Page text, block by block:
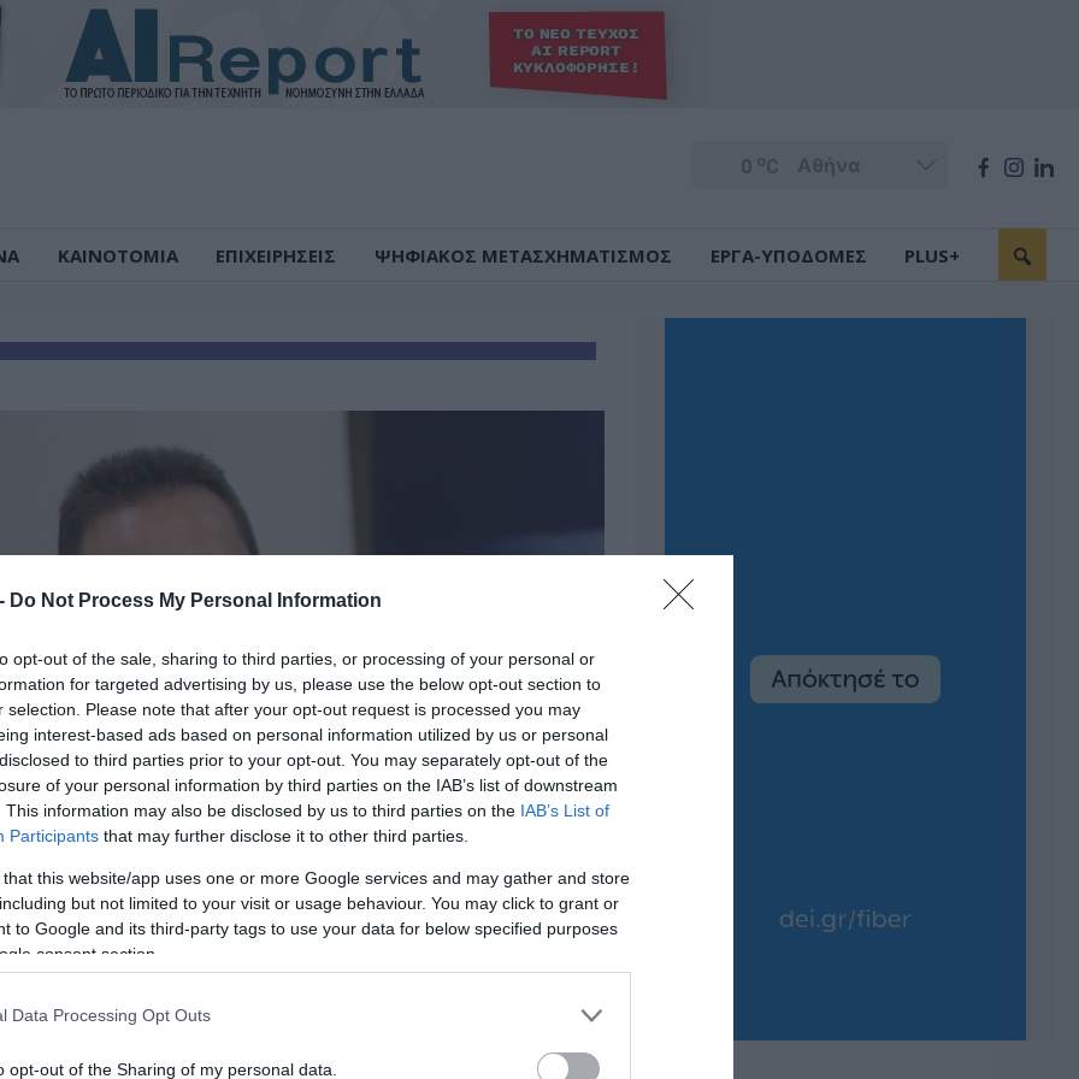
Do Not Process My Personal Information
opt-out of the sale, sharing to third parties, or processing of your personal or
for targeted advertising by us, please use the below opt-out section to
selection. Please note that after your opt-out request is processed you may
interest-based ads based on personal information utilized by us or personal
to third parties prior to your opt-out. You may separately opt-out of the
of your personal information by third parties on the IAB’s list of downstream
This information may also be disclosed by us to third parties on the IAB’s List of
Participants that may further disclose it to other third parties.
that this website/app uses one or more Google services and may gather and store
but not limited to your visit or usage behaviour. You may click to grant or
to Google and its third-party tags to use your data for below specified purposes
consent section.
Data Processing Opt Outs
opt-out of the Sharing of my personal data.
0 oC
ΚΑΙΝΟΤΟΜΙΑ ΕΠΙΧΕΙΡΗΣΕΙΣ ΨΗΦΙΑΚΟΣ ΜΕΤΑΣΧΗΜΑΤΙΣΜΟΣ ΕΡΓΑ-ΥΠΟΔΟΜΕΣ PLUS+